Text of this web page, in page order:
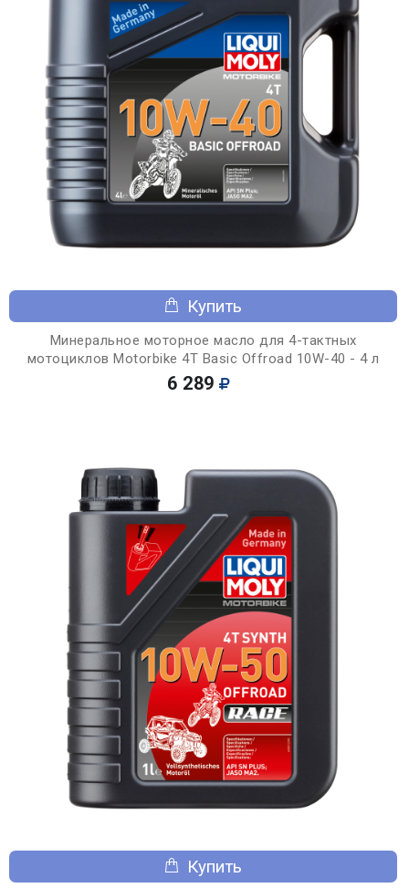
Купить
Минеральное моторное масло для 4-тактных
мотоциклов Motorbike 4T Basic Offroad 10W-40 - 4 л
6 289
Купить